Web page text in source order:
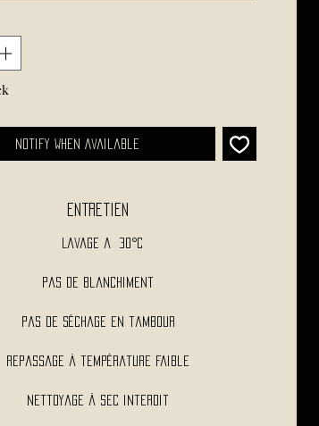
Notify When Available
Entretien
Lavage a 30°C
Pas de blanchiment
Pas de séchage en tambour
Repassage à température faible
Nettoyage à sec interdit